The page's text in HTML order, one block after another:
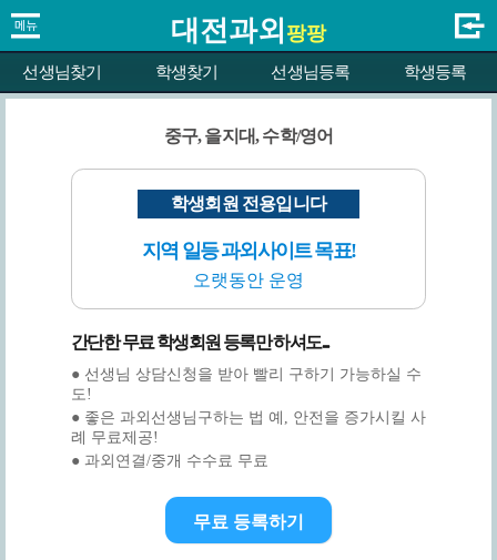
대전과외 팡팡
선생님찾기 학생찾기 선생님등록 학생등록
중구, 을지대, 수학/영어
학생회원 전용입니다
지역 일등 과외사이트 목표!
오랫동안 운영
간단한 무료 학생회원 등록만 하셔도...
● 선생님 상담신청을 받아 빨리 구하기 가능하실 수
도!
● 좋은 과외선생님구하는 법 예, 안전을 증가시킬 사
례 무료제공!
● 과외연결/중개 수수료 무료
무료 등록하기